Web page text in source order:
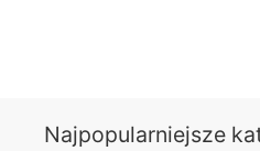
Najpopularniejsze